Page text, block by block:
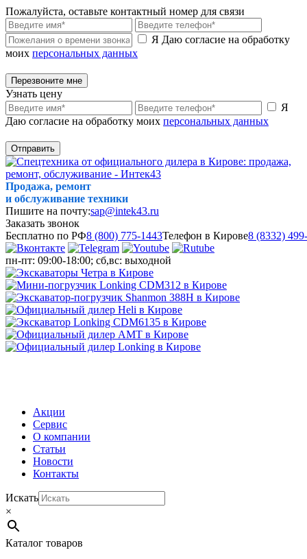
Пожалуйста, оставьте контактный номер для связи
Я Даю согласие на обработку
моих персональных данных
Перезвоните мне
Узнать цену
Я
Даю согласие на обработку моих персональных данных
Отправить
Продажа, ремонт
и обслуживание техники
Пишите на почту:sap@intek43.ru
Заказать звонок
Бесплатно по РФ8 (800) 775-1443Телефон в Кирове8 (8332)
пн-пт: 09:00-18:00; сб,вс: выходной
Акции
Сервис
О компании
Статьи
Новости
Контакты
Искать
×
Каталог товаров